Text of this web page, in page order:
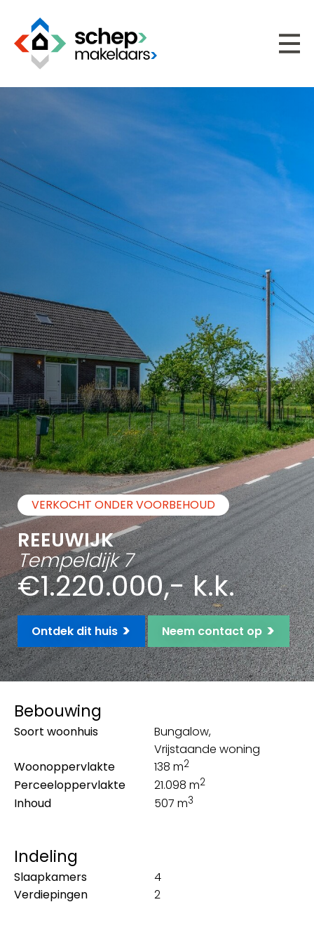
VERKOCHT ONDER VOORBEHOUD
REEUWIJK
Tempeldijk 7
€1.220.000,- k.k.
Ontdek dit huis > Neem contact op >
Bebouwing
Soort woonhuis
Bungalow,
Vrijstaande woning
Woonoppervlakte
138 m2
Perceeloppervlakte 21.098 m2
Inhoud 507 m3
Indeling
Slaapkamers
4
Verdiepingen
2